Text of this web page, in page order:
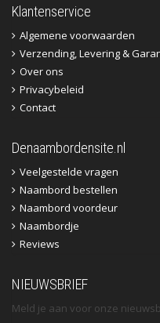
Klantenservice
Algemene voorwaarden
Verzending, Levering &
Over ons
Privacybeleid
Contact
Denaambordensite.nl
Veelgestelde vragen
Naambord bestellen
Naambord voordeur
Naambordje
Reviews
NIEUWSBRIEF
Meld je aan voor onze